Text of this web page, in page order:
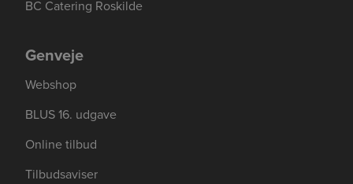
BC Catering Roskilde
Genveje
Webshop
BLUS 16. udgave
Online tilbud
Tilbudsaviser